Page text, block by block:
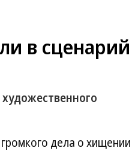
в сценарий
дела о хищении